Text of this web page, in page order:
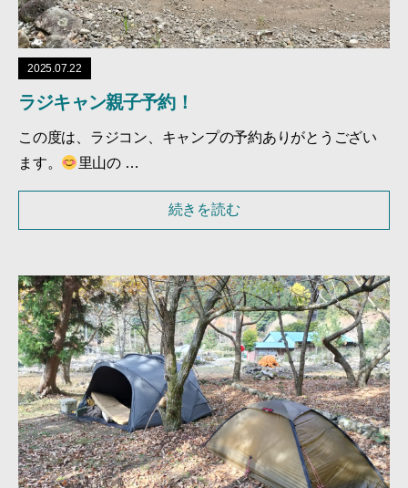
2025.07.22
ラジキャン親子予約！
この度は、ラジコン、キャンプの予約ありがとうござい
ます。
里山の …
続きを読む